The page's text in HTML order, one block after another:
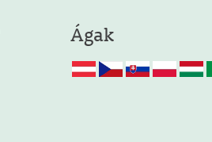
Ágak